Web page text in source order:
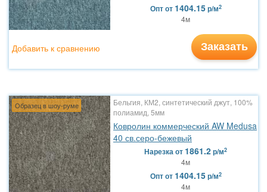
Оптот 1404.15р/м2
4м
Заказать
Добавить к сравнению
Образец в шоу-руме
Бельгия, КМ2, синтетический джут, 100%
полиамид, 5мм
Ковролин коммерческий AW Medusa
40 св.серо-бежевый
Нарезкаот 1861.2р/м2
4м
Оптот 1404.15р/м2
4м